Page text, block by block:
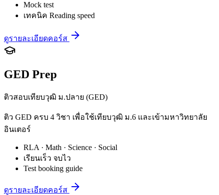
Mock test
เทคนิค Reading speed
ดูรายละเอียดคอร์ส
GED Prep
ติวสอบเทียบวุฒิ ม.ปลาย (GED)
ติว GED ครบ 4 วิชา เพื่อใช้เทียบวุฒิ ม.6 และเข้ามหาวิทยาลัย
อินเตอร์
RLA · Math · Science · Social
เรียนเร็ว จบไว
Test booking guide
ดูรายละเอียดคอร์ส